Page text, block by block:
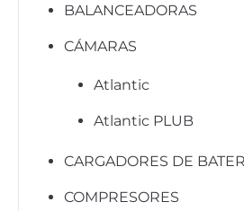
BALANCEADORAS
CÁMARAS
Atlantic
Atlantic PLUB
CARGADORES DE
COMPRESORES